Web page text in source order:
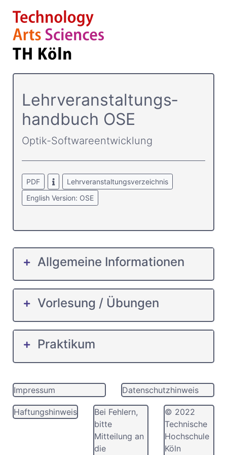
Lehrver­anstaltungs­
handbuch OSE
Optik-Softwareentwicklung
PDF
Lehrveranstaltungsverzeichnis
English Version: OSE
Allgemeine Informationen
Vorlesung / Übungen
Praktikum
Impressum Datenschutzhinweis
Haftungshinweis
Bei Fehlern,
bitte
Mitteilung an
die
© 2022
Technische
Hochschule
Köln